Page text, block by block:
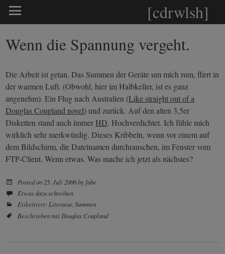
[cdrwlsh]
Wenn die Spannung vergeht.
Die Arbeit ist getan. Das Summen der Geräte um mich rum, flirrt in
der warmen Luft. (Obwohl, hier im Halbkeller, ist es ganz
angenehm). Ein Flug nach Australien (Like straight out of a
Douglas Coupland novel) und zurück. Auf den alten 3,5er
Disketten stand auch immerHD. Hochverdichtet. Ich fühle mich
wirklich sehr merkwürdig. Dieses Kribbeln, wenn vor einem auf
dem Bildschirm, die Dateinamen durchrauschen, im Fenster vom
FTP-Client. Wenn etwas. Was mache ich jetzt als nächstes?
Posted on 25. Juli 2006by fabe
Etwas dazu schreiben
Etikettiert: Literatur,Summen
Beschrieben mit Douglas Coupland